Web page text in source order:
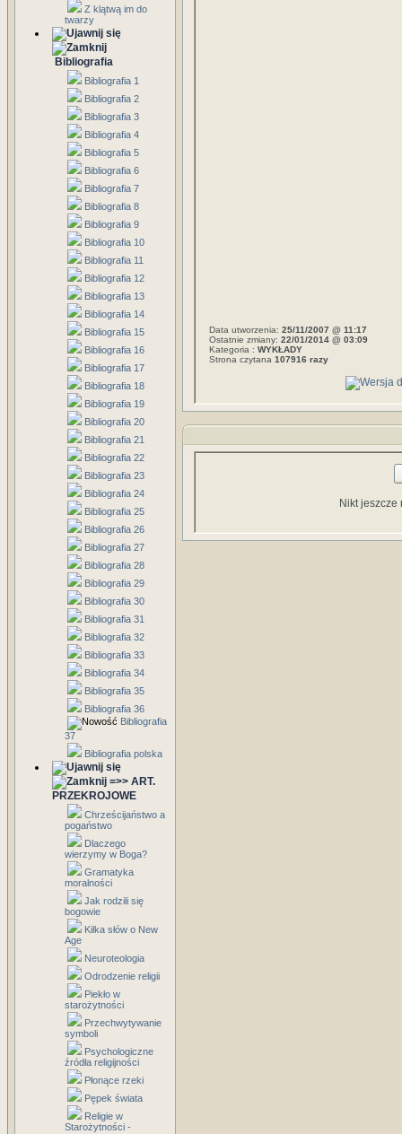
Z klątwą im do
twarzy
Bibliografia
Bibliografia 1
Bibliografia 2
Bibliografia 3
Bibliografia 4
Bibliografia 5
Bibliografia 6
Bibliografia 7
Bibliografia 8
Bibliografia 9
Bibliografia 10
Bibliografia 11
Bibliografia 12
Bibliografia 13
Bibliografia 14
Bibliografia 15
Bibliografia 16
Bibliografia 17
Bibliografia 18
Bibliografia 19
Bibliografia 20
Bibliografia 21
Bibliografia 22
Bibliografia 23
Bibliografia 24
Bibliografia 25
Bibliografia 26
Bibliografia 27
Bibliografia 28
Bibliografia 29
Bibliografia 30
Bibliografia 31
Bibliografia 32
Bibliografia 33
Bibliografia 34
Bibliografia 35
Bibliografia 36
Bibliografia
37
Bibliografia polska
=>> ART.
PRZEKROJOWE
Chrześcijaństwo a
pogaństwo
Dlaczego
wierzymy w Boga?
Gramatyka
moralności
Jak rodzili się
bogowie
Kilka słów o New
Age
Neuroteologia
Odrodzenie religii
Piekło w
starożytności
Przechwytywanie
symboli
Psychologiczne
źródła religijności
Płonące rzeki
Pępek świata
Religie w
Starożytności -
Data utworzenia: 25/11/2007 @ 11:17
Ostatnie zmiany: 22/01/2014 @ 03:09
Kategoria : WYKŁADY
Strona czytana 107916 razy
Nikt jeszcze